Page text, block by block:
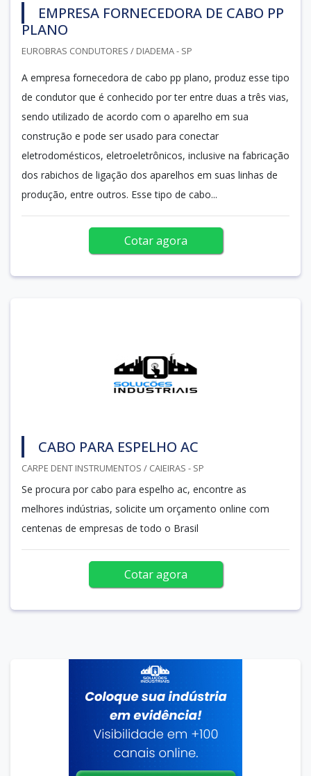
EMPRESA FORNECEDORA DE CABO PP
PLANO
EUROBRAS CONDUTORES / DIADEMA - SP
A empresa fornecedora de cabo pp plano, produz esse tipo
de condutor que é conhecido por ter entre duas a três vias,
sendo utilizado de acordo com o aparelho em sua
construção e pode ser usado para conectar
eletrodomésticos, eletroeletrônicos, inclusive na fabricação
dos rabichos de ligação dos aparelhos em suas linhas de
produção, entre outros. Esse tipo de cabo...
Cotar agora
CABO PARA ESPELHO AC
CARPE DENT INSTRUMENTOS / CAIEIRAS - SP
Se procura por cabo para espelho ac, encontre as
melhores indústrias, solicite um orçamento online com
centenas de empresas de todo o Brasil
Cotar agora